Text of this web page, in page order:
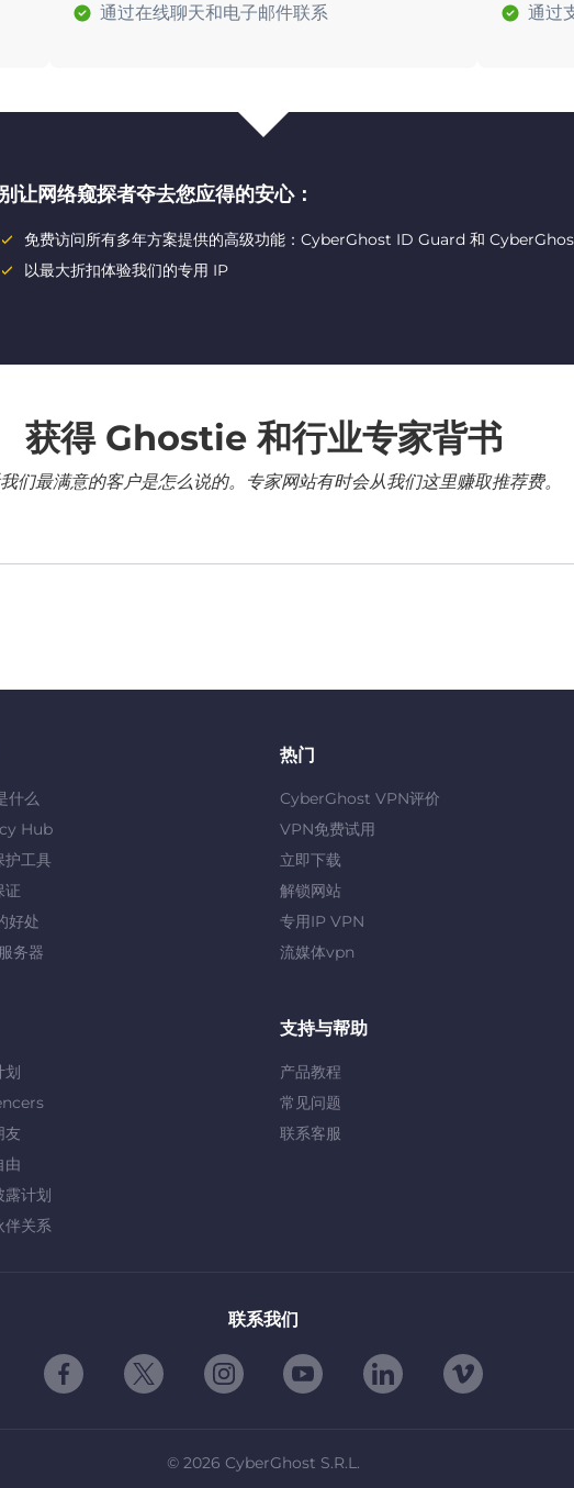
通过在线聊天和电子邮件联系
通过
别让网络窥探者夺去您应得的安心：
免费访问所有多年方案提供的高级功能：CyberGhost ID Guard 和
以最大折扣体验我们的专用 IP
获得 Ghostie 和行业专家背书
们最满意的客户是怎么说的。专家网站有时会从我们这里赚取推荐费。
什么
Hub
护工具
证
好处
务器
热门
CyberGhost VPN评价
VPN免费试用
立即下载
解锁网站
专用IP VPN
流媒体vpn
划
友
由
露计划
伴关系
支持与帮助
产品教程
常见问题
联系客服
联系我们
© 2026 CyberGhost S.R.L.